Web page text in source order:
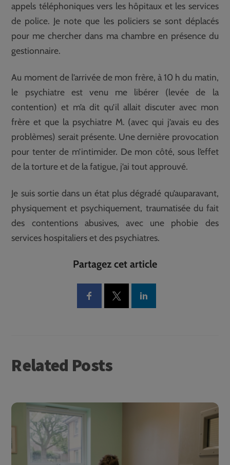
appels téléphoniques vers les hôpitaux et les services
de police. Je note que les policiers se sont déplacés
pour me chercher dans ma chambre en présence du
gestionnaire.
Au moment de l’arrivée de mon frère, à 10 h du matin,
le psychiatre est venu me libérer (levée de la
contention) et m’a dit qu’il allait discuter avec mon
frère et que la psychiatre M. (avec qui j’avais eu des
problèmes) serait présente. Une dernière provocation
pour tenter de m’intimider. De mon côté, sous l’effet
de la torture et de la fatigue, j’ai tout approuvé.
Je suis sortie dans un état plus dégradé qu’auparavant,
physiquement et psychiquement, traumatisée du fait
des contentions abusives, avec une phobie des
services hospitaliers et des psychiatres.
Partagez cet article
Related Posts